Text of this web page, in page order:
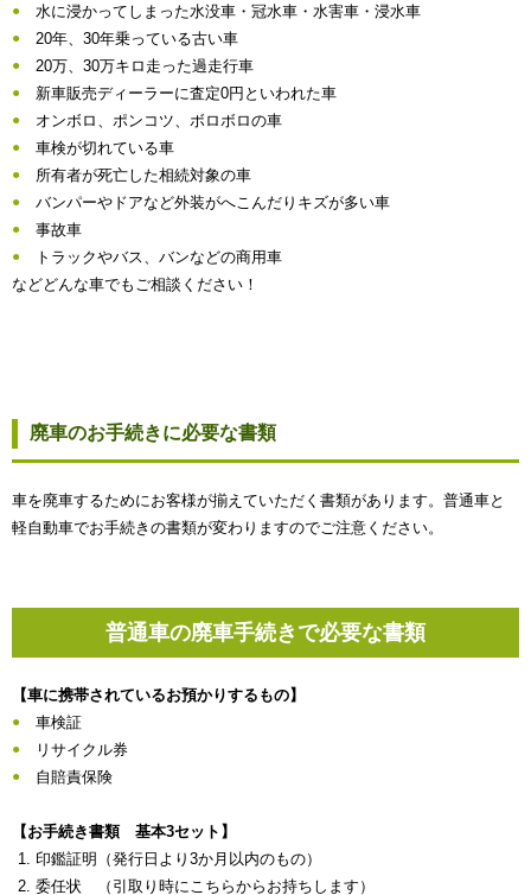
水に浸かってしまった水没車・冠水車・水害車・浸水車
20年、30年乗っている古い車
20万、30万キロ走った過走行車
新車販売ディーラーに査定0円といわれた車
オンボロ、ポンコツ、ボロボロの車
車検が切れている車
所有者が死亡した相続対象の車
バンパーやドアなど外装がへこんだりキズが多い車
事故車
トラックやバス、バンなどの商用車
などどんな車でもご相談ください！
廃車のお手続きに必要な書類
車を廃車するためにお客様が揃えていただく書類があります。普通車と
軽自動車でお手続きの書類が変わりますのでご注意ください。
普通車の廃車手続きで必要な書類
【車に携帯されているお預かりするもの】
車検証
リサイクル券
自賠責保険
【お手続き書類 基本3セット】
印鑑証明（発行日より3か月以内のもの）
委任状 （引取り時にこちらからお持ちします）